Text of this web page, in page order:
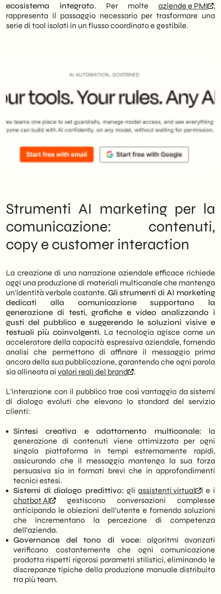
ecosistema integrato. Per molte aziende e PMI
,
rappresenta il passaggio necessario per trasformare una
serie di tool isolati in un flusso coordinato e gestibile.
Strumenti AI marketing per la
comunicazione: contenuti,
copy e customer interaction
La creazione di una narrazione aziendale efficace richiede
oggi una produzione di materiali multicanale che mantenga
un’identità verbale costante. Gli strumenti di AI marketing
dedicati alla comunicazione supportano la
generazione di testi, grafiche e video analizzando i
gusti del pubblico e suggerendo le soluzioni visive e
testuali più coinvolgenti. La tecnologia agisce come un
acceleratore della capacità espressiva aziendale, fornendo
analisi che permettono di affinare il messaggio prima
ancora della sua pubblicazione, garantendo che ogni parola
sia allineata ai valori reali del brand .
L’interazione con il pubblico trae così vantaggio da sistemi
di dialogo evoluti che elevano lo standard del servizio
clienti:
Sintesi creativa e adattamento multicanale: la
generazione di contenuti viene ottimizzata per ogni
singola piattaforma in tempi estremamente rapidi,
assicurando che il messaggio mantenga la sua forza
persuasiva sia in formati brevi che in approfondimenti
tecnici estesi.
Sistemi di dialogo predittivo: gli assistenti virtual
i e i
chatbot AI
gestiscono conversazioni complesse
anticipando le obiezioni dell’utente e fornendo soluzioni
che incrementano la percezione di competenza
dell’azienda.
Governance del tono di voce: algoritmi avanzati
verificano costantemente che ogni comunicazione
prodotta rispetti rigorosi parametri stilistici, eliminando le
discrepanze tipiche della produzione manuale distribuita
tra più team.